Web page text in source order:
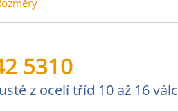
5310
z ocelí tříd 10 až 16